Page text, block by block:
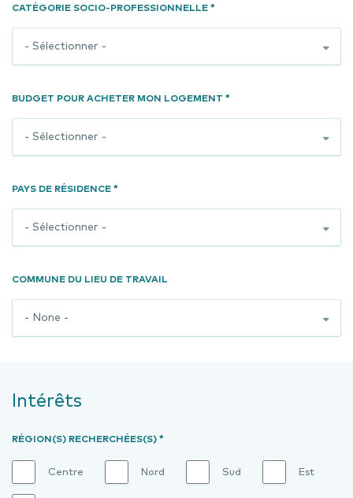
CATÉGORIE SOCIO-PROFESSIONNELLE *
BUDGET POUR ACHETER MON LOGEMENT *
PAYS DE RÉSIDENCE *
COMMUNE DU LIEU DE TRAVAIL
Intérêts
RÉGION(S) RECHERCHÉES(S) *
Centre Nord Sud Est